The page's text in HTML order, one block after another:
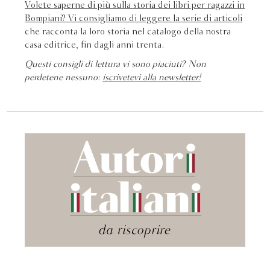
Volete saperne di più sulla storia dei libri per ragazzi in
Bompiani? Vi consigliamo di leggere
la serie di articoli
che racconta la loro storia nel catalogo della nostra
casa editrice, fin dagli anni trenta.
Questi consigli di lettura vi sono piaciuti? Non
perdetene nessuno: iscrivetevi alla newsletter!